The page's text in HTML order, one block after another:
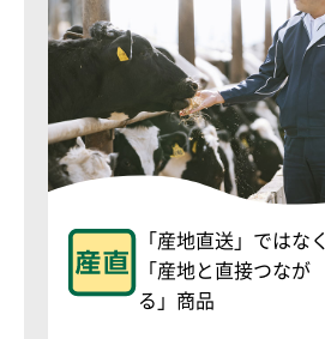
「産地直送」ではなく
「産地と直接つなが
る」商品